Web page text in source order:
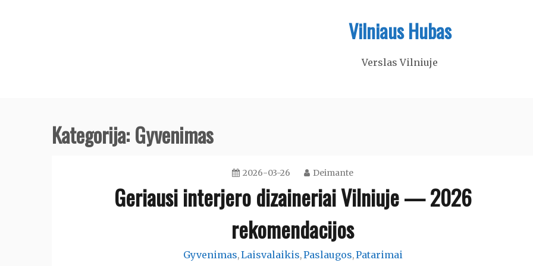
Vilniaus Hubas
Verslas Vilniuje
Kategorija:Gyvenimas
2026-03-26 Deimante
Geriausi interjero dizaineriai Vilniuje — 2026
rekomendacijos
Gyvenimas,Laisvalaikis,Paslaugos,Patarimai